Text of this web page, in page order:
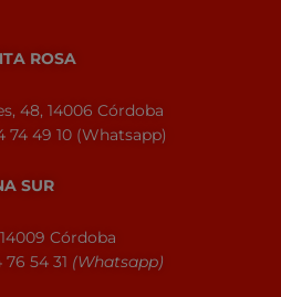
ROSA
48, 14006 Córdoba
74 49 10 (Whatsapp)
SUR
Córdoba
54 31 (Whatsapp)